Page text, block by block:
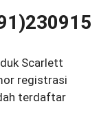
Scarlett
registrasi
terdaftar